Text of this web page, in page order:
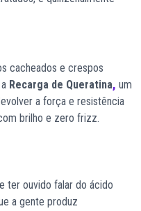
cacheados e crespos
Recarga de Queratina, um
a força e resistência
brilho e zero frizz.
ter ouvido falar do ácido
a gente produz